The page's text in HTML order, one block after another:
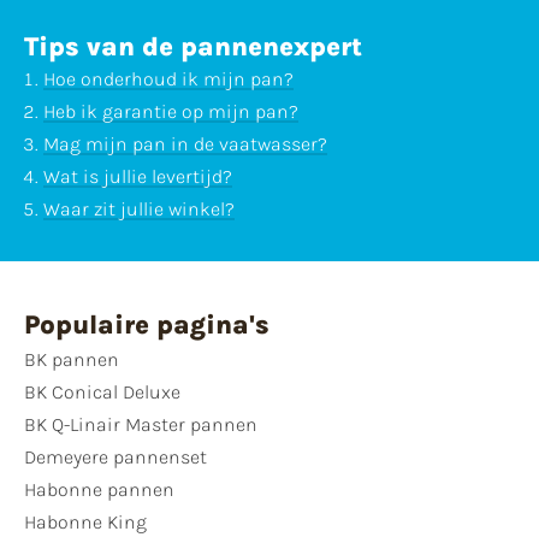
Tips van de pannenexpert
Hoe onderhoud ik mijn pan?
Heb ik garantie op mijn pan?
Mag mijn pan in de vaatwasser?
Wat is jullie levertijd?
Waar zit jullie winkel?
Populaire pagina's
BK pannen
BK Conical Deluxe
BK Q-Linair Master pannen
Demeyere pannenset
Habonne pannen
Habonne King